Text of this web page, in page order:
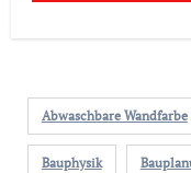
Abwaschbare Wandfarbe
Bauphysik